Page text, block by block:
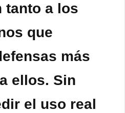
tanto a los
que
más
ellos. Sin
el uso real